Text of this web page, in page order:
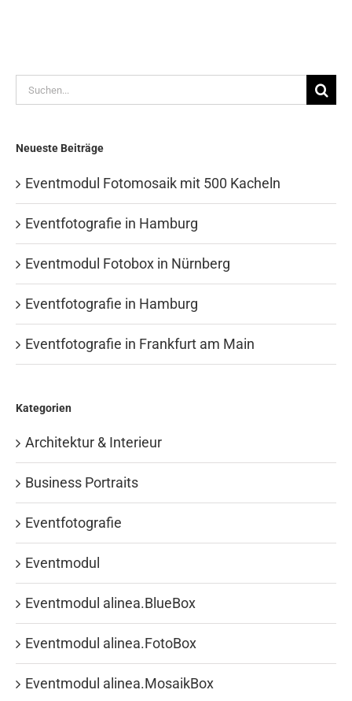
Suche
nach:
Neueste Beiträge
Eventmodul Fotomosaik mit 500 Kacheln
Eventfotografie in Hamburg
Eventmodul Fotobox in Nürnberg
Eventfotografie in Hamburg
Eventfotografie in Frankfurt am Main
Kategorien
Architektur & Interieur
Business Portraits
Eventfotografie
Eventmodul
Eventmodul alinea.BlueBox
Eventmodul alinea.FotoBox
Eventmodul alinea.MosaikBox